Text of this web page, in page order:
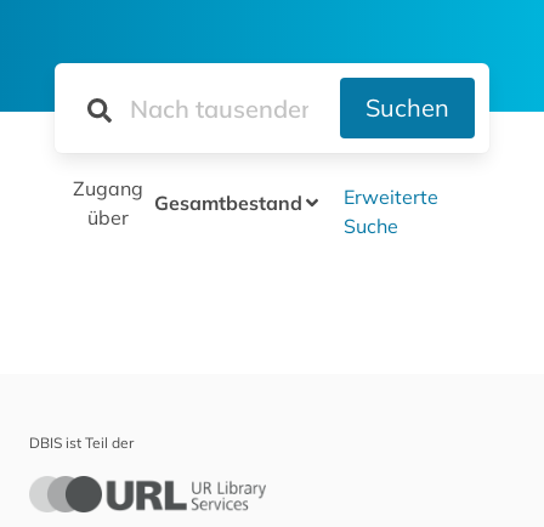
Suchen
Zugang
über
Gesamtbestand
Erweiterte
Suche
DBIS ist Teil der